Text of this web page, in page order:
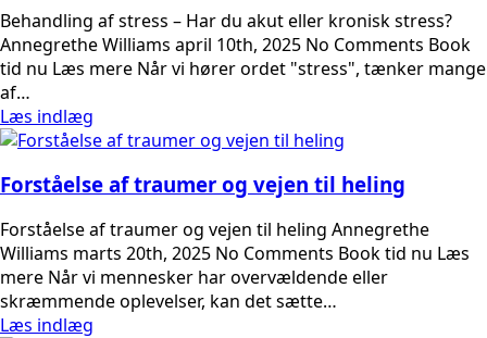
Behandling af stress – Har du akut eller kronisk stress?
Annegrethe Williams april 10th, 2025 No Comments Book
tid nu Læs mere Når vi hører ordet "stress", tænker mange
af…
Læs indlæg
Forståelse af traumer og vejen til heling
Forståelse af traumer og vejen til heling Annegrethe
Williams marts 20th, 2025 No Comments Book tid nu Læs
mere Når vi mennesker har overvældende eller
skræmmende oplevelser, kan det sætte…
Læs indlæg